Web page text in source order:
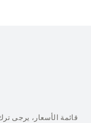
قائمة الأسعار، يرجى